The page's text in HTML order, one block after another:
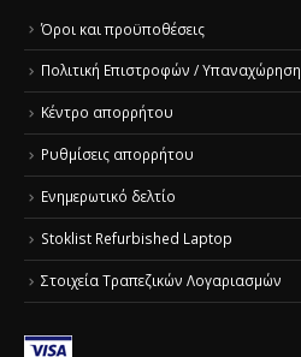
Όροι και προϋποθέσεις
Πολιτική Επιστροφών / Υπαναχώρηση
Κέντρο απορρήτου
Ρυθμίσεις απορρήτου
Ενημερωτικό δελτίο
Stoklist Refurbished Laptop
Στοιχεία Τραπεζικών Λογαριασμών